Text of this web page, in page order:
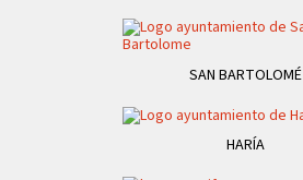
SAN BARTOLOMÉ
HARÍA